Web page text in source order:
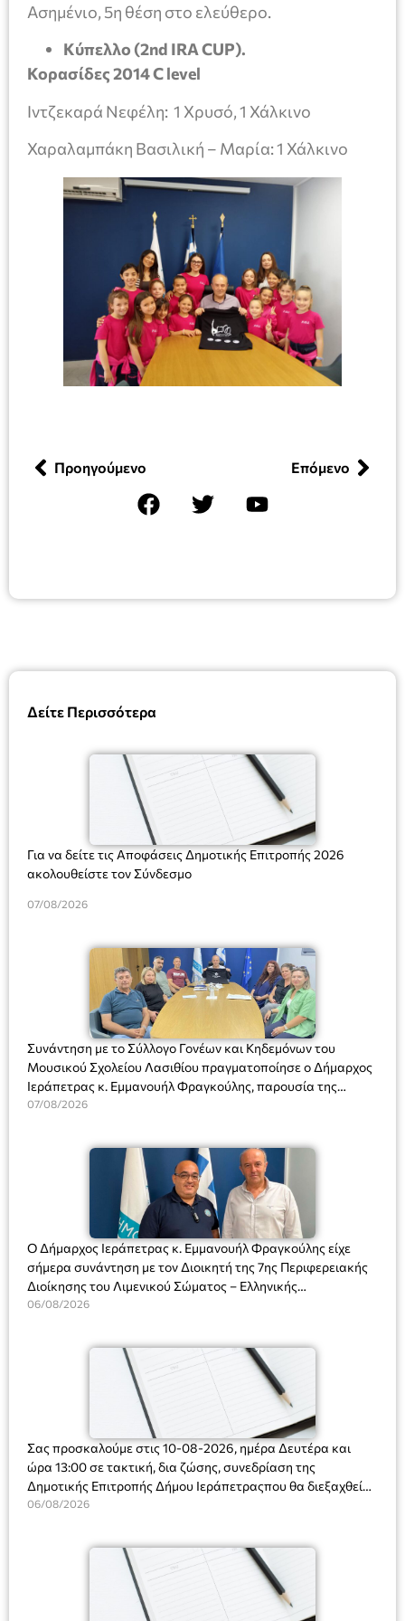
Δείτε Περισσότερα
Για να δείτε τις Αποφάσεις Δημοτικής Επιτροπής 2026
ακολουθείστε τον Σύνδεσμο
07/08/2026
Συνάντηση με το Σύλλογο Γονέων και Κηδεμόνων του
Μουσικού Σχολείου Λασιθίου πραγματοποίησε ο Δήμαρχος
Ιεράπετρας κ. Εμμανουήλ Φραγκούλης, παρουσία της
Διευθύντριας του σχολείου κας Μαριάννας Χαΐτα.
07/08/2026
Ο Δήμαρχος Ιεράπετρας κ. Εμμανουήλ Φραγκούλης είχε
σήμερα συνάντηση με τον Διοικητή της 7ης Περιφερειακής
Διοίκησης του Λιμενικού Σώματος – Ελληνικής
Ακτοφυλακής (Λ.Σ.-ΕΛ.ΑΚΤ.), Αρχιπλοίαρχο Λ.Σ. κ. Ιωάννη
06/08/2026
Σας προσκαλούμε στις 10-08-2026, ημέρα Δευτέρα και
ώρα 13:00 σε τακτική, δια ζώσης, συνεδρίαση της
Δημοτικής Επιτροπής Δήμου Ιεράπετραςπου θα διεξαχθεί
στο Δημοτικό Κατάστημα, Δημοκρατίας 31 στην αίθουσα
και λήψη αποφάσεων στα παρακάτω θέματα:
06/08/2026
Ασημένιο, 5η θέση στο ελεύθερο.
Κύπελλο (2nd IRA CUP).
Κορασίδες 2014 C level
Ιντζεκαρά Νεφέλη: 1 Χρυσό, 1 Χάλκινο
Χαραλαμπάκη Βασιλική – Μαρία: 1 Χάλκινο
Προηγούμενο Επόμενο